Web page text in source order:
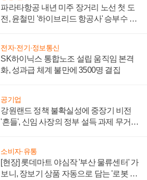
파라타항공 내년 미주 장거리 노선 첫 도
전, 윤철민 '하이브리드 항공사' 승부수 통
전자·전기·정보통신
SK하이닉스 통합노조 설립 움직임 본격
화, 성과급 체계 불만에 3500명 결집
공기업
강원랜드 정책 불확실성에 중장기 비전
'흔들', 신임 사장의 정부 설득 과제 무거워
소비자·유통
[현장] 롯데마트 야심작 '부산 물류센터' 가
보니, 장보기 상품 자동으로 담는 '로봇 40